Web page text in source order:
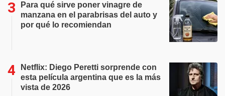
Para qué sirve poner vinagre de
manzana en el parabrisas del auto y
por qué lo recomiendan
Netflix: Diego Peretti sorprende con
esta película argentina que es la más
vista de 2026